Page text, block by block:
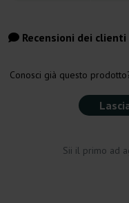
Recensioni dei clienti
Conosci già questo
Sii il primo ad